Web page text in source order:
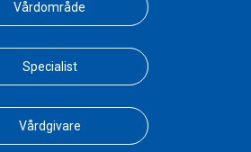
Vårdområde
Specialist
Vårdgivare